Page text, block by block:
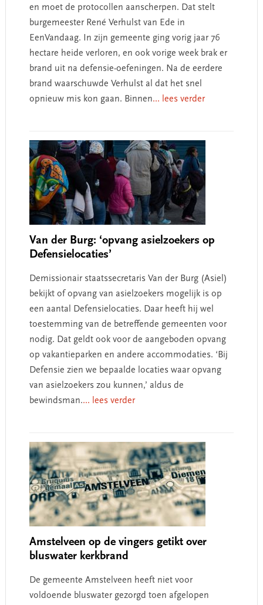
en moet de protocollen aanscherpen. Dat stelt
burgemeester René Verhulst van Ede in
EenVandaag. In zijn gemeente ging vorig jaar 76
hectare heide verloren, en ook vorige week brak er
brand uit na defensie-oefeningen. Na de eerdere
brand waarschuwde Verhulst al dat het snel
opnieuw mis kon gaan. Binnen... lees verder
Van der Burg: ‘opvang asielzoekers op
Defensielocaties’
Demissionair staatssecretaris Van der Burg (Asiel)
bekijkt of opvang van asielzoekers mogelijk is op
een aantal Defensielocaties. Daar heeft hij wel
toestemming van de betreffende gemeenten voor
nodig. Dat geldt ook voor de aangeboden opvang
op vakantieparken en andere accommodaties. ‘Bij
Defensie zien we bepaalde locaties waar opvang
van asielzoekers zou kunnen,’ aldus de
bewindsman.... lees verder
Amstelveen op de vingers getikt over
bluswater kerkbrand
De gemeente Amstelveen heeft niet voor
voldoende bluswater gezorgd toen afgelopen